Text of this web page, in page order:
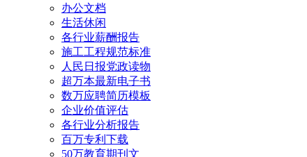
办公文档
生活休闲
各行业薪酬报告
施工工程规范标准
人民日报党政读物
超万本最新电子书
数万应聘简历模板
企业价值评估
各行业分析报告
百万专利下载
50万教育期刊文